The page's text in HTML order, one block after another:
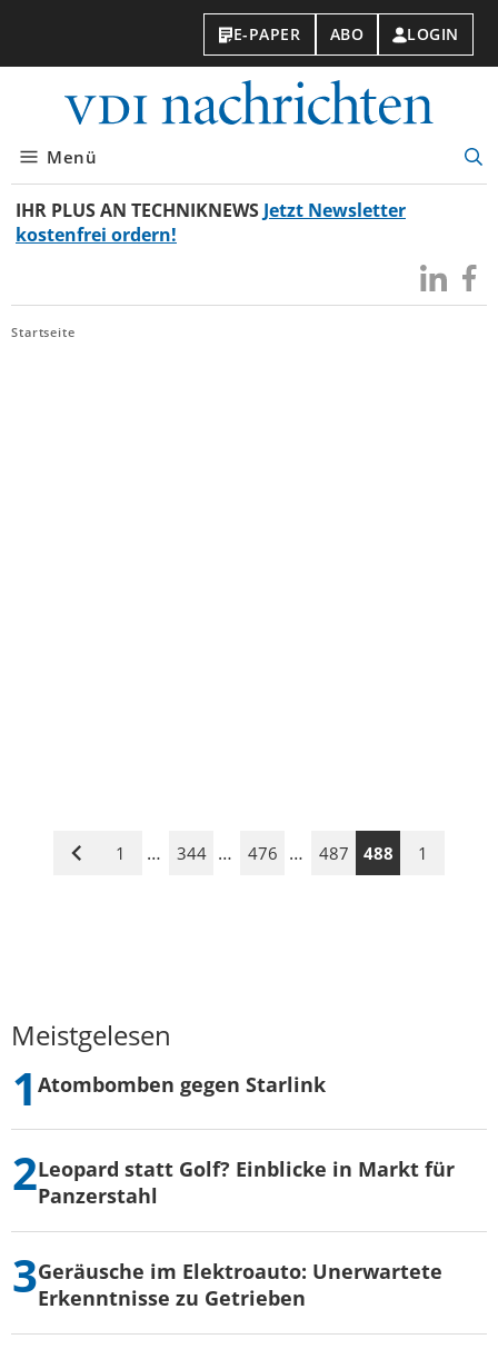
E-PAPER ABO LOGIN
Menü
IHR PLUS AN TECHNIKNEWS Jetzt Newsletter
kostenfrei ordern!
Besuchen
Sie
Sie
Startseite
Vorige
1 … 344 … 476 … 487 488 1
Meistgelesen
Atombomben gegen Starlink
Leopard statt Golf? Einblicke in Markt für
Panzerstahl
Geräusche im Elektroauto: Unerwartete
Erkenntnisse zu Getrieben